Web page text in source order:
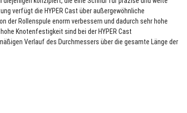
verfügt die HYPER Cast über außergewöhnliche
der Rollenspule enorm verbessern und dadurch sehr hohe
Knotenfestigkeit sind bei der HYPER Cast
Verlauf des Durchmessers über die gesamte Länge der